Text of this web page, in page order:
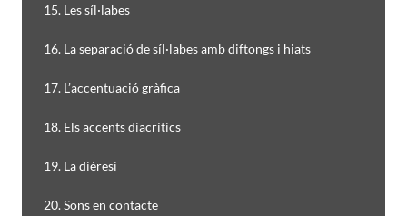
15. Les síl·labes
16. La separació de síl·labes amb diftongs i hiats
17. L’accentuació gràfica
18. Els accents diacrítics
19. La dièresi
20. Sons en contacte